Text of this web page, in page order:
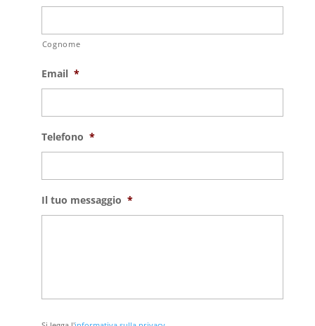
Cognome
Email *
Telefono *
Il tuo messaggio *
Si